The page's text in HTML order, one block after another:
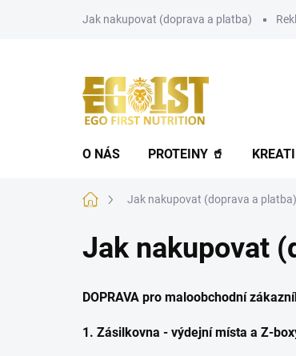
Jak nakupovat (doprava a platba)
O NÁS PROTEINY 🥤
Domů Jak nakupovat (doprava a platba)
Jak nakupovat
DOPRAVA pro maloobchodní
1. Zásilkovna - výdejní místa a Z-